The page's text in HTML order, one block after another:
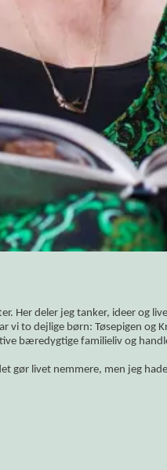
Her deler jeg tanker, ideer og
vi to dejlige børn: Tøsepigen og
bæredygtige familieliv og
gør livet nemmere, men jeg